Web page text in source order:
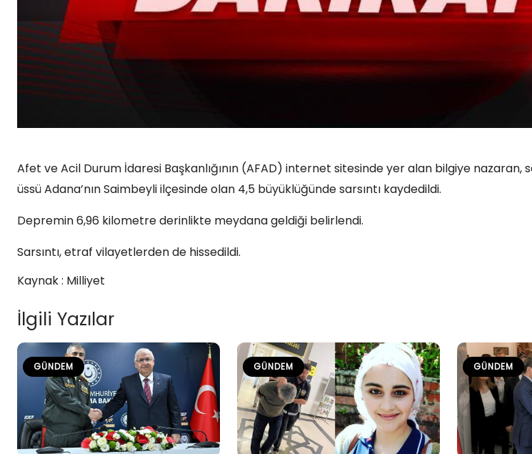
Afet ve Acil Durum İdaresi Başkanlığının (AFAD) internet sitesinde yer alan bilgiye nazaran,
üssü Adana’nın Saimbeyli ilçesinde olan 4,5 büyüklüğünde sarsıntı kaydedildi.
Depremin 6,96 kilometre derinlikte meydana geldiği belirlendi.
Sarsıntı, etraf vilayetlerden de hissedildi.
Kaynak : Milliyet
İlgili Yazılar
GÜNDEM GÜNDEM GÜNDEM